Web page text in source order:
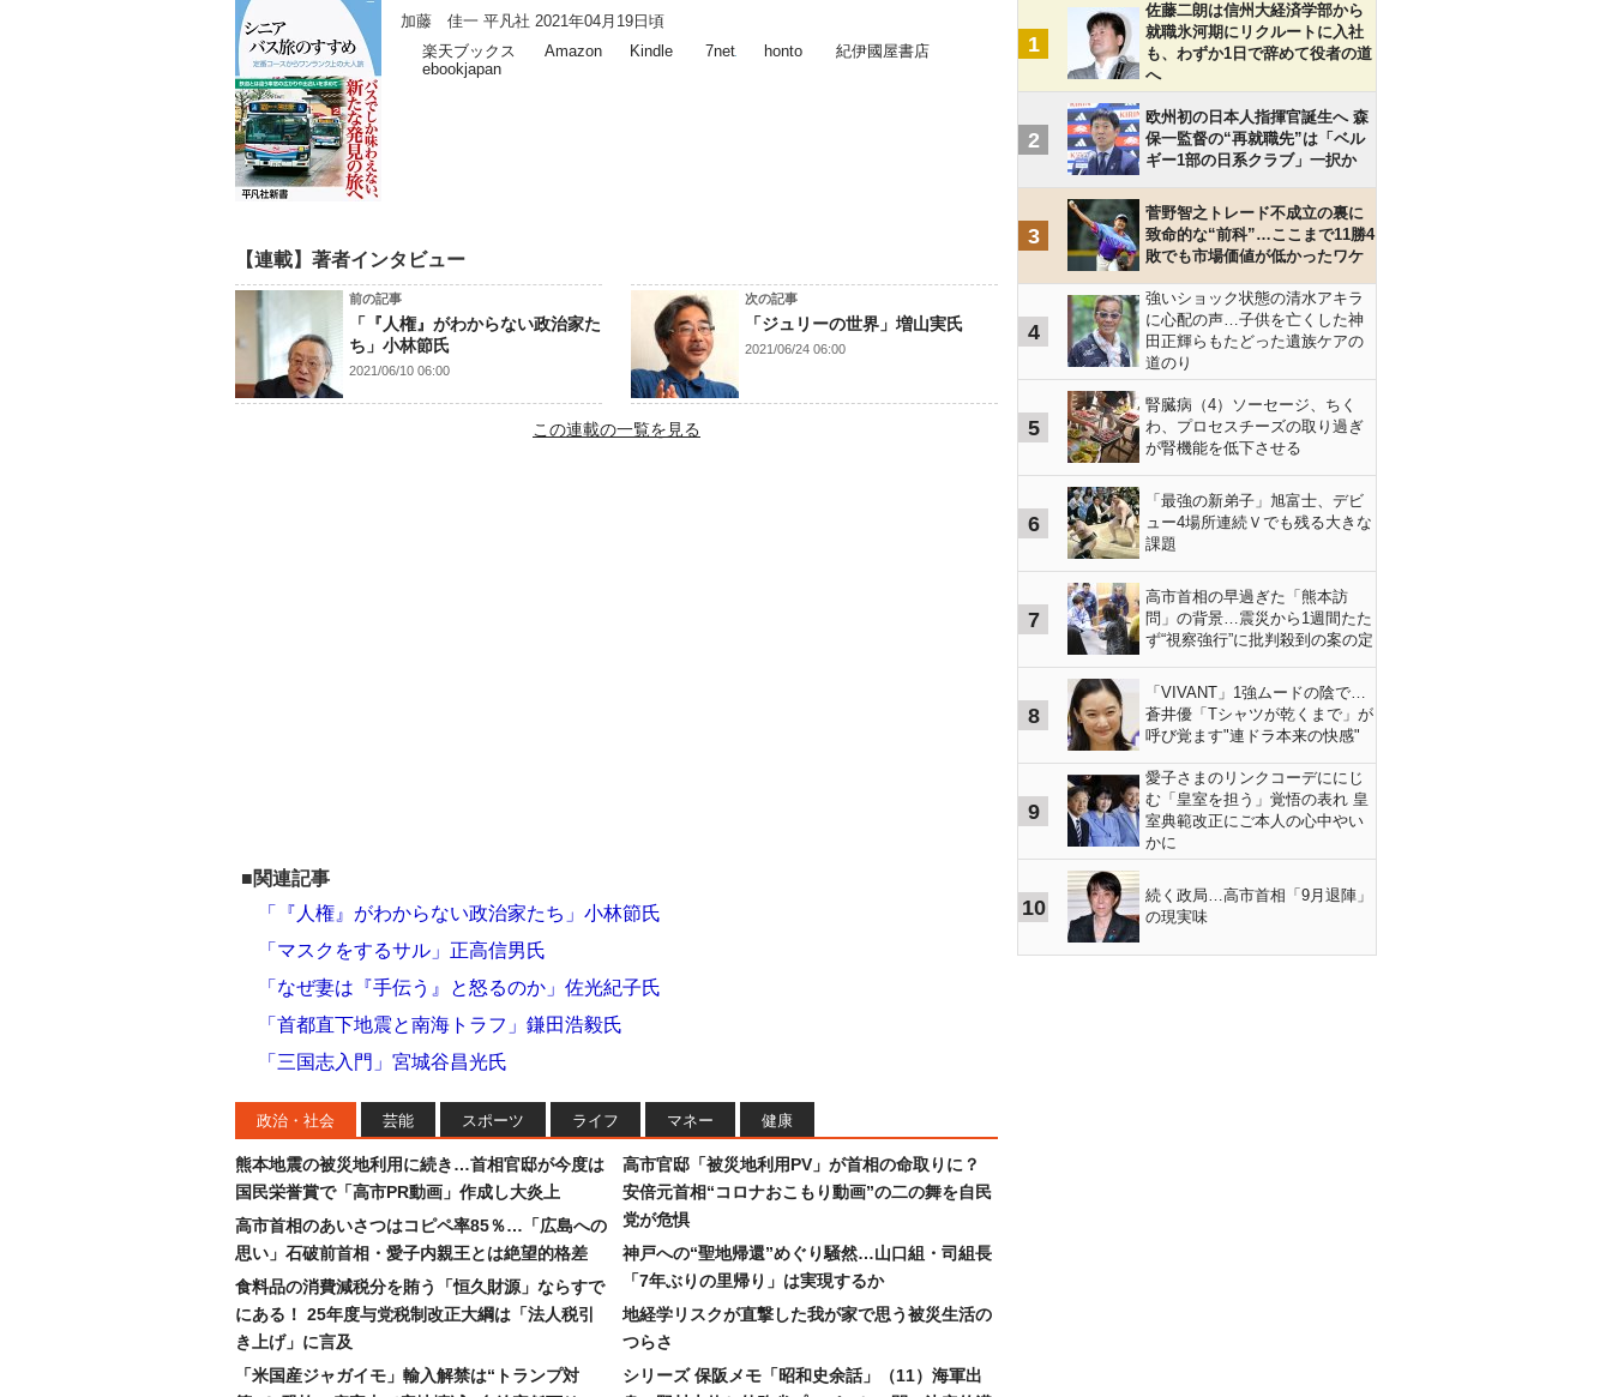
加藤 佳一 平凡社 2021年04月19日頃
楽天ブックス
Amazon Kindle 7net honto
紀伊國屋書店
ebookjapan
【連載】著者インタビュー
前の記事
「『人権』がわからない政治家た
ち」小林節氏
2021/06/10 06:00
次の記事
「ジュリーの世界」増山実氏
2021/06/24 06:00
この連載の一覧を見る
■関連記事
「『人権』がわからない政治家たち」小林節氏
「マスクをするサル」正高信男氏
「なぜ妻は『手伝う』と怒るのか」佐光紀子氏
「首都直下地震と南海トラフ」鎌田浩毅氏
「三国志入門」宮城谷昌光氏
政治・社会 芸能 スポーツ ライフ マネー 健康
熊本地震の被災地利用に続き…首相官邸が今度は
国民栄誉賞で「高市PR動画」作成し大炎上
高市首相のあいさつはコピペ率85％…「広島への
思い」石破前首相・愛子内親王とは絶望的格差
食料品の消費減税分を賄う「恒久財源」ならすで
にある！ 25年度与党税制改正大綱は「法人税引
き上げ」に言及
「米国産ジャガイモ」輸入解禁は“トランプ対
高市官邸「被災地利用PV」が首相の命取りに？
安倍元首相“コロナおこもり動画”の二の舞を自民
党が危惧
神戸への“聖地帰還”めぐり騒然…山口組・司組長
「7年ぶりの里帰り」は実現するか
地経学リスクが直撃した我が家で思う被災生活の
つらさ
シリーズ 保阪メモ「昭和史余話」（11）海軍出
1
佐藤二朗は信州大経済学部から
就職氷河期にリクルートに入社
も、わずか1日で辞めて役者の道
へ
2
欧州初の日本人指揮官誕生へ 森
保一監督の“再就職先”は「ベル
ギー1部の日系クラブ」一択か
3
菅野智之トレード不成立の裏に
致命的な“前科”…ここまで11勝4
敗でも市場価値が低かったワケ
4
強いショック状態の清水アキラ
に心配の声…子供を亡くした神
田正輝らもたどった遺族ケアの
道のり
5
腎臓病（4）ソーセージ、ちく
わ、プロセスチーズの取り過ぎ
が腎機能を低下させる
6
「最強の新弟子」旭富士、デビ
ュー4場所連続Ｖでも残る大きな
課題
7
高市首相の早過ぎた「熊本訪
問」の背景…震災から1週間たた
ず“視察強行”に批判殺到の案の定
8
「VIVANT」1強ムードの陰で…
蒼井優「Tシャツが乾くまで」が
呼び覚ます"連ドラ本来の快感"
9
愛子さまのリンクコーデににじ
む「皇室を担う」覚悟の表れ 皇
室典範改正にご本人の心中やい
かに
10
続く政局…高市首相「9月退陣」
の現実味